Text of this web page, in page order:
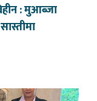
: मुआब्जा